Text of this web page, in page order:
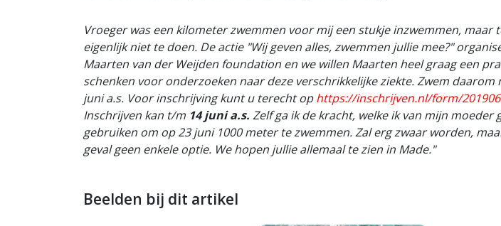
Vroeger was een kilometer zwemmen voor mij een stukje inzwemmen, maar
eigenlijk niet te doen. De actie "Wij geven alles, zwemmen jullie mee?"
Maarten van der Weijden foundation en we willen Maarten heel graag een
schenken voor onderzoeken naar deze verschrikkelijke ziekte. Zwem daarom
juni a.s. Voor inschrijving kunt u terecht ophttps://inschrijven.nl/form/
Inschrijven kan t/m 14 juni a.s. Zelf ga ik de kracht, welke ik van mijn moeder
gebruiken om op 23 juni 1000 meter te zwemmen. Zal erg zwaar worden,
geval geen enkele optie. We hopen jullie allemaal te zien in Made."
Beelden bij dit artikel